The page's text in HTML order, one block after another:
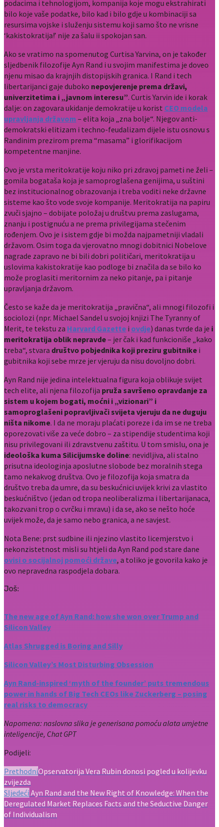
podacima i tehnologijom, kompanija koje mogu ekstrahirati
bilo koje vaše podatke, bilo kad i bilo gdje u kombinaciji sa
resursima vojske i služenju sistemu koji samo što ne vrisne
‘kakistokratija!’ nije za šalu ii spokojan san.
Ako se vratimo na spomenutog Curtisa Yarvina, on je također
sljedbenik filozofije Ayn Rand i u svojim manifestima je doveo
njenu misao da krajnjih distopijskih granica. I Rand i tech
libertarijanci gaje duboko nepovjerenje prema državi,
univerzitetima i „javnom interesu”. Curtis Yarvin ide i korak
dalje: on zagovara ukidanje demokratije u korist CEO modela
upravljanja državom – elita koja „zna bolje“. Njegov anti-
demokratski elitizam i techno-feudalizam dijele istu osnovu s
Randinim prezirom prema “masama” i glorifikacijom
kompetentne manjine.
Ovo je vrsta meritokratije koju niko pri zdravoj pameti ne želi –
gomila bogataša koja je samoproglašena genijima, u suštini
bez institucionalnog obrazovanja i treba voditi neke državne
sisteme kao što vode svoje kompanije. Meritokratija na papiru
zvuči sjajno – dobijate položaj u društvu prema zaslugama,
znanju i postignuću a ne prema privilegijama stečenim
rođenjem. Ovo je i sistem gdje bi možda najpametniji vladali
državom. Osim toga da vjerovatno mnogi dobitnici Nobelove
nagrade zapravo ne bi bili dobri političari, meritokratija u
uslovima kakistokratije kao podloge bi značila da se bilo ko
može proglasiti meritornim za neko pitanje, pa i pitanje
upravljanja državom.
Često se kaže da je meritokratija „pravična“, ali mnogi filozofi i
sociolozi (npr. Michael Sandel u svojoj knjizi The Tyranny of
Merit, te tekstu za Harvard Gazette i ovdje) danas tvrde da je i
meritokratija oblik nepravde– jer čak i kad funkcioniše „kako
treba“, stvara društvo pobjednika koji preziru gubitnike i
gubitnika koji sebe mrze jer vjeruju da nisu dovoljno dobri.
Ayn Rand nije jedina intelektualna figura koja oblikuje svijet
tech elite, ali njena filozofija pruža savršeno opravdanje za
sistem u kojem bogati, moćni i „vizionari” i
samoproglašeni popravljivači svijeta vjeruju da ne duguju
ništa nikome. I da ne moraju plaćati poreze i da im se ne treba
oporezovati više za veće dobro – za stipendije studentima koji
nisu privilegovani ili zdravstvenu zaštitu. U tom smislu, ona je
ideološka kuma Silicijumske doline: nevidljiva, ali stalno
prisutna ideologinja aposlutne slobode bez moralnih stega
tamo nekakvog društva. Ovo je filozofija koja smatra da
društvo treba da umre, da su beskućnici uvijek krivi za vlastito
beskućništvo (jedan od tropa neoliberalizma i libertarijanaca,
takozvani trop o cvrčku i mravu) i da se, ako se nešto hoće
uvijek može, da je samo nebo granica, a ne savjest.
Nota Bene: prst sudbine ili njezino vlastito licemjerstvo i
nekonzistetnost misli su htjeli da Ayn Rand pod stare dane
ovisi o socijalnoj pomoći države, a toliko je govorila kako je
ovo nepravedna raspodjela dobara.
Još:
The new age of Ayn Rand: how she won over Trump and
Silicon Valley
Atlas Shrugged is Boring and Silly
Silicon Valley’s Most Disturbing Obsession
Ayn Rand-inspired ‘myth of the founder’ puts tremendous
power in hands of Big Tech CEOs like Zuckerberg – posing
real risks to democracy
Napomena: naslovna slika je generisana pomoću alata umjetne
inteligencije, Chat GPT
Podijeli:
PrethodniOpservatorija Vera Rubin donosi pogled u kolijevku
zvijezda
Sljedeći Ayn Rand and the New Right of Knowledge: When the
Deregulated Market Replaces Facts and the Seductive Danger
of Individualism